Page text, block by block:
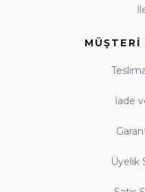
İade
Üyelik